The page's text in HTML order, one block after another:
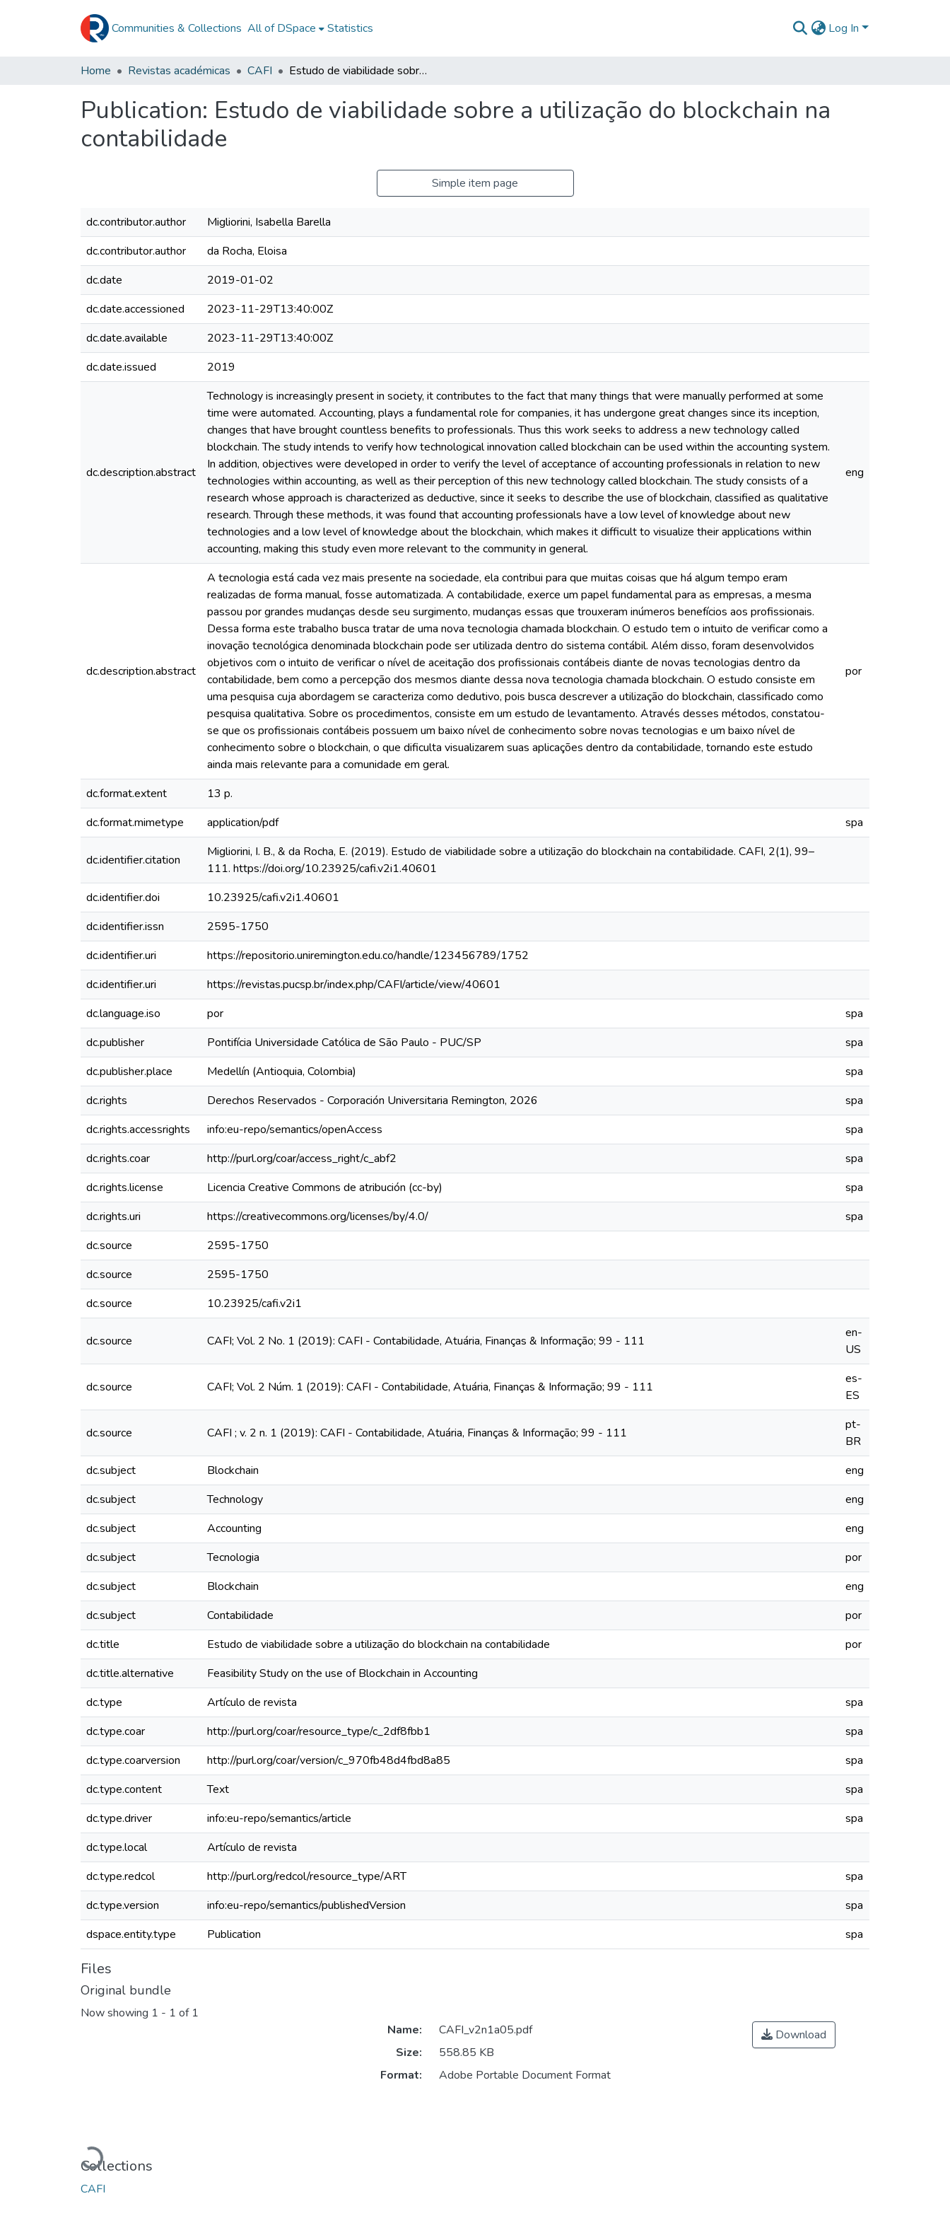
Communities & Collections All of DSpace Statistics Log In
Home Revistas académicas CAFI Estudo de viabilidade sobre a utilização do blockchain na contabilidade
Publication: Estudo de viabilidade sobre a utilização do blockchain na
contabilidade
Simple item page
dc.contributor.author
Migliorini, Isabella Barella
dc.contributor.author
da Rocha, Eloisa
dc.date
2019-01-02
dc.date.accessioned
2023-11-29T13:40:00Z
dc.date.available
2023-11-29T13:40:00Z
dc.date.issued
2019
dc.description.abstract
Technology is increasingly present in society, it contributes to the fact that many things that were manually performed at some
time were automated. Accounting, plays a fundamental role for companies, it has undergone great changes since its inception,
changes that have brought countless benefits to professionals. Thus this work seeks to address a new technology called
blockchain. The study intends to verify how technological innovation called blockchain can be used within the accounting system.
In addition, objectives were developed in order to verify the level of acceptance of accounting professionals in relation to new
technologies within accounting, as well as their perception of this new technology called blockchain. The study consists of a
research whose approach is characterized as deductive, since it seeks to describe the use of blockchain, classified as qualitative
research. Through these methods, it was found that accounting professionals have a low level of knowledge about new
technologies and a low level of knowledge about the blockchain, which makes it difficult to visualize their applications within
accounting, making this study even more relevant to the community in general.
eng
dc.description.abstract
A tecnologia está cada vez mais presente na sociedade, ela contribui para que muitas coisas que há algum tempo eram
realizadas de forma manual, fosse automatizada. A contabilidade, exerce um papel fundamental para as empresas, a mesma
passou por grandes mudanças desde seu surgimento, mudanças essas que trouxeram inúmeros benefícios aos profissionais.
Dessa forma este trabalho busca tratar de uma nova tecnologia chamada blockchain. O estudo tem o intuito de verificar como a
inovação tecnológica denominada blockchain pode ser utilizada dentro do sistema contábil. Além disso, foram desenvolvidos
objetivos com o intuito de verificar o nível de aceitação dos profissionais contábeis diante de novas tecnologias dentro da
contabilidade, bem como a percepção dos mesmos diante dessa nova tecnologia chamada blockchain. O estudo consiste em
uma pesquisa cuja abordagem se caracteriza como dedutivo, pois busca descrever a utilização do blockchain, classificado como
pesquisa qualitativa. Sobre os procedimentos, consiste em um estudo de levantamento. Através desses métodos, constatou-
se que os profissionais contábeis possuem um baixo nível de conhecimento sobre novas tecnologias e um baixo nível de
conhecimento sobre o blockchain, o que dificulta visualizarem suas aplicações dentro da contabilidade, tornando este estudo
ainda mais relevante para a comunidade em geral.
por
dc.format.extent
13 p.
dc.format.mimetype
application/pdf spa
dc.identifier.citation
Migliorini, I. B., & da Rocha, E. (2019). Estudo de viabilidade sobre a utilização do blockchain na contabilidade. CAFI, 2(1), 99–
111. https://doi.org/10.23925/cafi.v2i1.40601
dc.identifier.doi
10.23925/cafi.v2i1.40601
dc.identifier.issn
2595-1750
dc.identifier.uri
https://repositorio.uniremington.edu.co/handle/123456789/1752
dc.identifier.uri
https://revistas.pucsp.br/index.php/CAFI/article/view/40601
dc.language.iso
por
spa
dc.publisher
Pontifícia Universidade Católica de São Paulo - PUC/SP
spa
dc.publisher.place
Medellín (Antioquia, Colombia)
spa
dc.rights
Derechos Reservados - Corporación Universitaria Remington, 2026
spa
dc.rights.accessrights
info:eu-repo/semantics/openAccess
spa
dc.rights.coar
http://purl.org/coar/access_right/c_abf2
spa
dc.rights.license
Licencia Creative Commons de atribución (cc-by)
spa
dc.rights.uri
https://creativecommons.org/licenses/by/4.0/
spa
dc.source
2595-1750
dc.source
2595-1750
dc.source
10.23925/cafi.v2i1
dc.source CAFI; Vol. 2 No. 1 (2019): CAFI - Contabilidade, Atuária, Finanças & Informação; 99 - 111
en-
US
dc.source CAFI; Vol. 2 Núm. 1 (2019): CAFI - Contabilidade, Atuária, Finanças & Informação; 99 - 111
es-
ES
dc.source CAFI ; v. 2 n. 1 (2019): CAFI - Contabilidade, Atuária, Finanças & Informação; 99 - 111
pt-
BR
dc.subject
Blockchain
eng
dc.subject
Technology
eng
dc.subject
Accounting
eng
dc.subject
Tecnologia
por
dc.subject
Blockchain
eng
dc.subject
Contabilidade
por
dc.title
Estudo de viabilidade sobre a utilização do blockchain na contabilidade
por
dc.title.alternative
Feasibility Study on the use of Blockchain in Accounting
dc.type
Artículo de revista
spa
dc.type.coar
http://purl.org/coar/resource_type/c_2df8fbb1
spa
dc.type.coarversion
http://purl.org/coar/version/c_970fb48d4fbd8a85
spa
dc.type.content
Text
spa
dc.type.driver
info:eu-repo/semantics/article
spa
dc.type.local
Artículo de revista
dc.type.redcol
http://purl.org/redcol/resource_type/ART
spa
dc.type.version
info:eu-repo/semantics/publishedVersion
spa
dspace.entity.type
Publication spa
Files
Original bundle
Now showing 1 - 1 of 1
Loading...
Name:
CAFI_v2n1a05.pdf
Size:
558.85 KB
Format:
Adobe Portable Document Format
Download
Collections
CAFI